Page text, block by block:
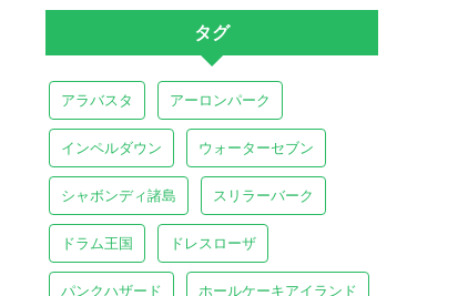
タグ
アラバスタ アーロンパーク
インペルダウン ウォーターセブン
シャボンディ諸島 スリラーバーク
ドラム王国 ドレスローザ
パンクハザード ホールケーキアイランド